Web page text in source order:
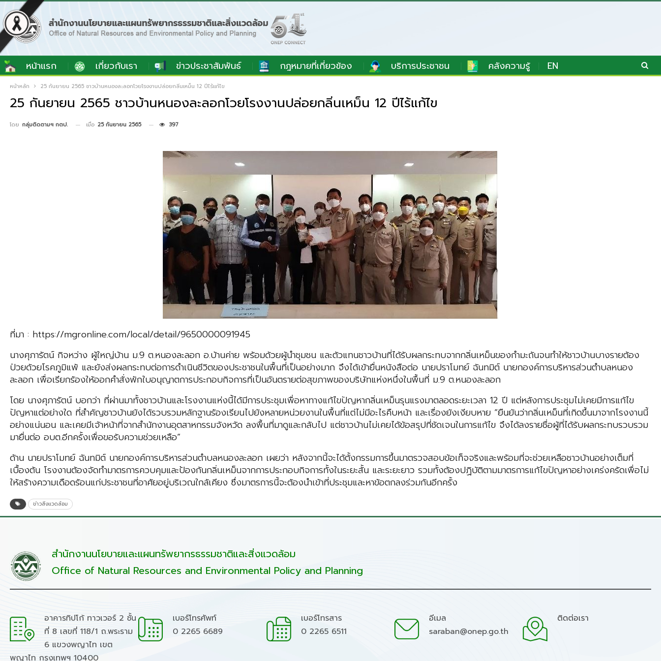
หน้าแรก เกี่ยวกับเรา ข่าวประชาสัมพันธ์ กฎหมายที่เกี่ยวข้อง บริการประชาชน คลังความรู้ EN
หน้าหลัก 25 กันยายน 2565 ชาวบ้านหนองละลอกโวยโรงงานปล่อยกลิ่นเหม็น 12 ปีไร้แก้ไข
25 กันยายน 2565 ชาวบ้านหนองละลอกโวยโรงงานปล่อยกลิ่นเหม็น 12 ปีไร้แก้ไข
โดย กลุ่มติดตามฯ กตป. เมื่อ 25 กันยายน 2565 397
ที่มา : https://mgronline.com/local/detail/9650000091945
นางศุภารัตน์ กิจหว่าง ผู้ใหญ่บ้าน ม.9 ต.หนองละลอก อ.บ้านค่าย พร้อมด้วยผู้นำชุมชน และตัวแทนชาวบ้านที่ได้รับผลกระทบจากกลิ่นเหม็นของกำมะถันจนทำให้ชาวบ้านบางรายต้อง
ป่วยด้วยโรคภูมิแพ้ และยังส่งผลกระทบต่อการดำเนินชีวิตของประชาชนในพื้นที่เป็นอย่างมาก จึงได้เข้ายื่นหนังสือต่อ นายปราโมทย์ ฉันทมิต์ นายกองค์การ​บริหาร​ส่วน​ตำบลหนอง
ละลอก เพื่อเรียกร้องให้ออกคำสั่งพักใบอนุญาตการประกอบกิจการที่เป็นอันตรายต่อสุขภาพของบริษัทแห่งหนึ่งในพื้นที่ ม.9 ต.หนองละลอก
โดย นางศุภารัตน์ บอกว่า ที่ผ่านมาทั้งชาวบ้านและโรงงานแห่งนี้ได้มีการประชุมเพื่อหาทางแก้ไขปัญหากลิ่นเหม็นรุนแรงมาตลอดระยะเวลา 12 ปี แต่หลังการประชุมไม่เคยมีการแก้ไข
ปัญหาแต่อย่างใด ที่สำคัญชาวบ้านยังได้รวบรวมหลักฐานร้องเรียนไปยังหลายหน่วยงานในพื้นที่แต่ไม่มีอะไรคืบหน้า และเรื่องยังเงียบหาย “ยืนยันว่ากลิ่นเหม็นที่เกิดขึ้นมาจากโรงงานนี้
อย่างแน่นอน และเคยมีเจ้าหน้าที่จากสำนักงาน​อุตสาหกรรมจังหวัด ลงพื้นที่มาดูและกลับไป แต่ชาวบ้านไม่เคยได้ข้อสรุปที่ชัดเจนในการแก้ไข จึงได้ลงรายชื่อผู้ที่ได้รับผลกระทบรวบรวม
มายื่นต่อ อบต.อีกครั้งเพื่อขอรับความช่วยเหลือ”
ด้าน นายปราโมทย์ ฉันทมิต์ นายกองค์การ​บริหาร​ส่วน​ตำบลหนองละลอก เผยว่า หลังจากนี้จะได้ตั้งกรรมการขึ้นมาตรวจสอบข้อเท็จจริงและพร้อมที่จะช่วยเหลือชาวบ้านอย่างเต็มที่
เบื้องต้น โรงงานต้องจัดทำมาตรการควบคุมและป้องกันกลิ่นเหม็นจากการประกอบกิจการทั้งในระยะสั้น และระยะยาว รวมทั้งต้องปฏิบัติตามมาตรการแก้ไขปัญหา​อย่างเคร่งครัดเพื่อไม่
ให้สร้างความเดือดร้อนแก่ประชาชนที่อาศัยอยู่บริเวณใกล้เคียง ซึ่งมาตรการนี้จะต้องนำเข้าที่ประชุมและหาข้อตกลงร่วมกันอีกครั้ง
ข่าวสิ่งแวดล้อม
สำนักงานนโยบายและแผนทรัพยากรธรรมชาติและสิ่งแวดล้อม
Office of Natural Resources and Environmental Policy and Planning
อาคารทิปโก้ ทาวเวอร์ 2 ชั้น
ที่ 8 เลขที่ 118/1 ถ.พระราม
6 แขวงพญาไท เขต
พญาไท กรุงเทพฯ 10400
เบอร์โทรศัพท์
0 2265 6689
เบอร์โทรสาร
0 2265 6511
อีเมล
saraban@onep.go.th
ติดต่อเรา